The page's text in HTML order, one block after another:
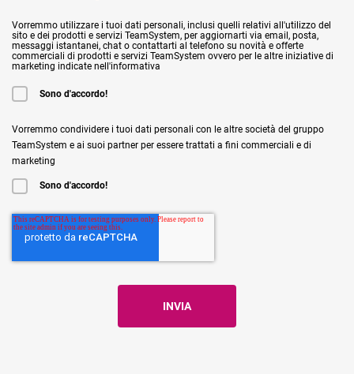
Vorremmo utilizzare i tuoi dati personali, inclusi quelli relativi all'utilizzo del
sito e dei prodotti e servizi TeamSystem, per aggiornarti via email, posta,
messaggi istantanei, chat o contattarti al telefono su novità e offerte
commerciali di prodotti e servizi TeamSystem ovvero per le altre iniziative di
marketing indicate nell'informativa
Sono d'accordo!
Vorremmo condividere i tuoi dati personali con le altre società del gruppo
TeamSystem e ai suoi partner per essere trattati a fini commerciali e di
marketing
Sono d'accordo!